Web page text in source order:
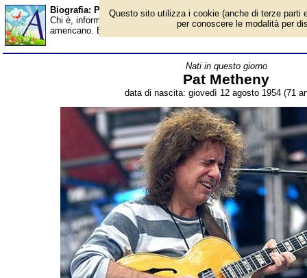
Biografia: Pat Metheny - età - Almanacco
Chi è, informazioni, foto, qual è la data di nascita, età, dove è
americano. Breve biografia. Voce dell'Almanacco.
Nati in questo giorno
Pat Metheny
data di nascita: giovedì 12 agosto 1954 (71
Questo sito utilizza i cookie (anche di terze parti
per conoscere le modalità per